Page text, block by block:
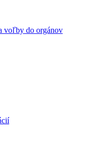
voľby do orgánov